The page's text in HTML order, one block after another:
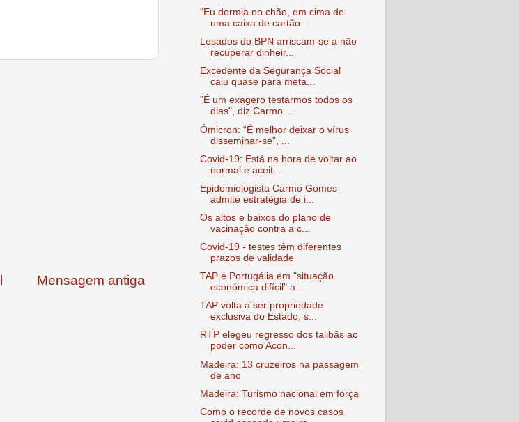
Mensagem antiga
“Eu dormia no chão, em cima de
uma caixa de cartão...
Lesados do BPN arriscam-se a não
recuperar dinheir...
Excedente da Segurança Social
caiu quase para meta...
"É um exagero testarmos todos os
dias", diz Carmo ...
Ómicron: “É melhor deixar o vírus
disseminar-se”, ...
Covid-19: Está na hora de voltar ao
normal e aceit...
Epidemiologista Carmo Gomes
admite estratégia de i...
Os altos e baixos do plano de
vacinação contra a c...
Covid-19 - testes têm diferentes
prazos de validade
TAP e Portugália em "situação
económica difícil" a...
TAP volta a ser propriedade
exclusiva do Estado, s...
RTP elegeu regresso dos talibãs ao
poder como Acon...
Madeira: 13 cruzeiros na passagem
de ano
Madeira: Turismo nacional em força
Como o recorde de novos casos